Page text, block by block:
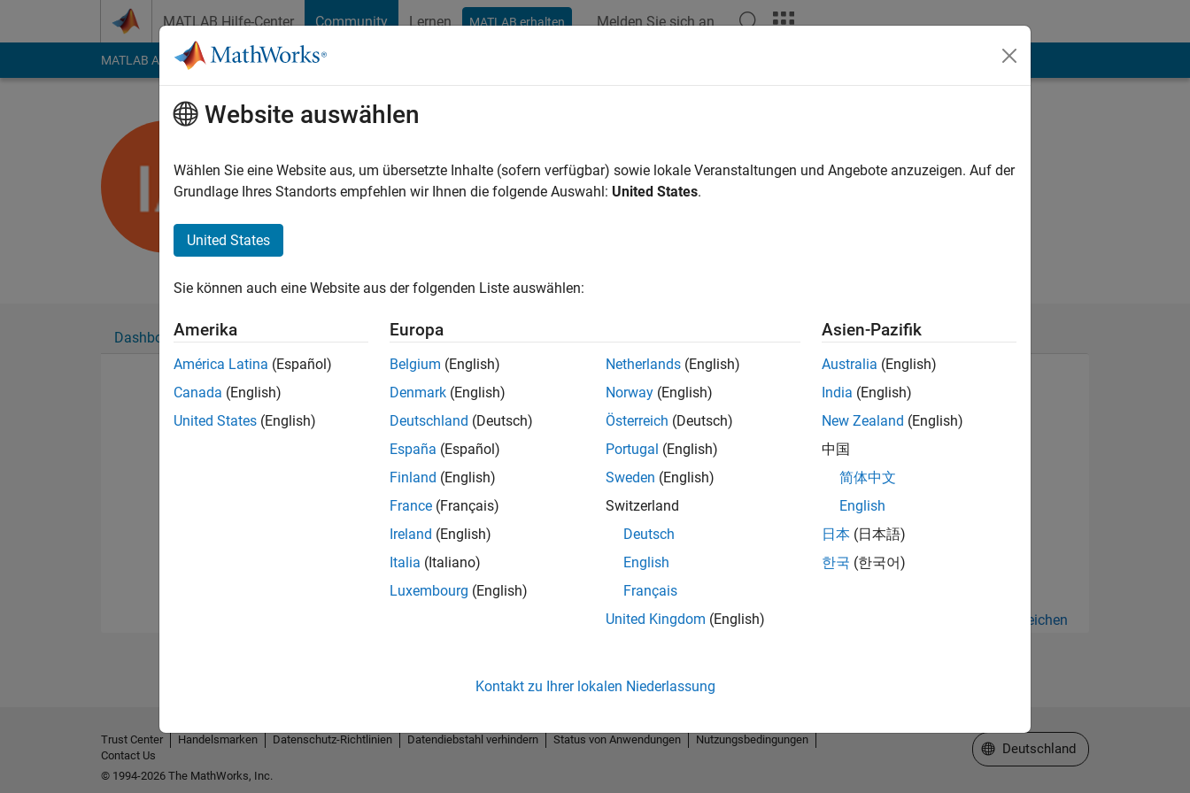
MATLAB Hilfe-Center Community Lernen MATLAB erhalten Melden Sie sich an
MATLAB Answers File Exchange Cody
Followers:0 Following:0
nil
Dashboard Abzeichen Empfehlungen
No Badges Earned
Alle anzeigen Abzeichen
Website auswählen
Wählen Sie eine Website aus, um übersetzte Inhalte (sofern verfügbar) sowie lokale Veranstaltungen und Angebote anzuzeigen. Auf der
Grundlage Ihres Standorts empfehlen wir Ihnen die folgende Auswahl: United States.
United States
Sie können auch eine Website aus der folgenden Liste auswählen:
Amerika
América Latina (Español)
Canada (English)
United States (English)
Europa
Belgium (English)
Denmark (English)
Deutschland (Deutsch)
España (Español)
Finland (English)
France (Français)
Ireland (English)
Italia (Italiano)
Luxembourg (English)
Netherlands (English)
Norway (English)
Österreich (Deutsch)
Portugal (English)
Sweden (English)
Switzerland
Deutsch
English
Français
United Kingdom (English)
Asien-Pazifik
Australia (English)
India (English)
New Zealand (English)
中国
简体中文
English
日本 (日本語)
한국 (한국어)
Kontakt zu Ihrer lokalen Niederlassung
Trust Center Handelsmarken Datenschutz-Richtlinien Datendiebstahl verhindern Status von Anwendungen
Nutzungsbedingungen
Contact Us
© 1994-2026 The MathWorks, Inc.
Website auswählen
Deutschland